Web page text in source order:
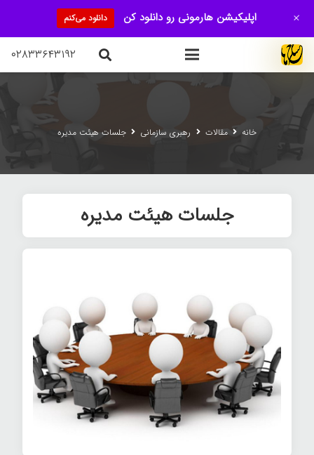
۰۲۸۳۳۶۴۳۱۹۲
خانه مقالات رهبری سازمانی جلسات هیئت مدیره
جلسات هیئت مدیره
اپلیکیشن هارمونی رو دانلود کن دانلود می‌کنم +